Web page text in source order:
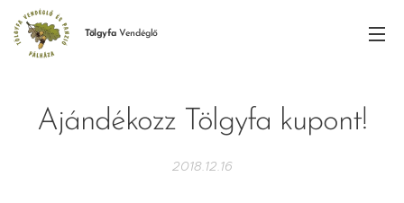
Tölgyfa Vendéglő
Ajándékozz Tölgyfa kupont!
2018.12.16